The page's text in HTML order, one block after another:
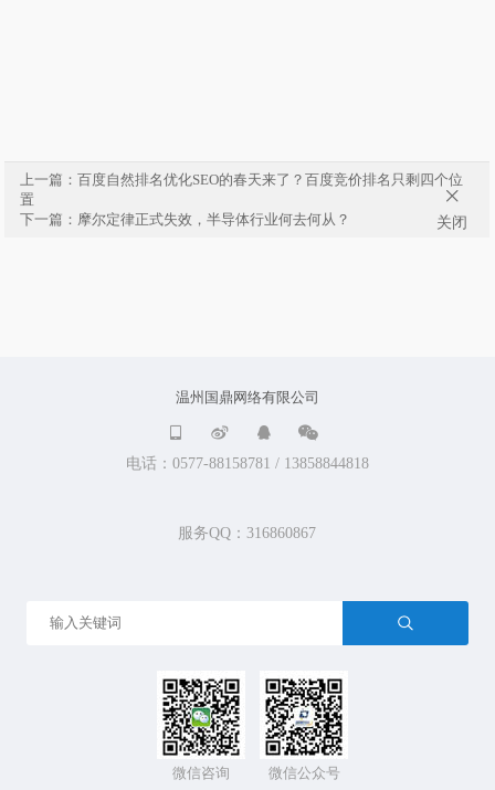
上一篇：百度自然排名优化SEO的春天来了？百度竞价排名只剩四个位
置
下一篇：摩尔定律正式失效，半导体行业何去何从？

关闭
温州国鼎网络有限公司
   
电话：0577-88158781 / 13858844818
服务QQ：316860867
微信咨询 微信公众号